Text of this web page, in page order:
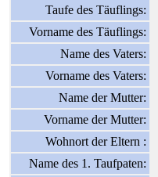
Taufe des Täuflings:
Vorname des Täuflings:
Name des Vaters:
Vorname des Vaters:
Name der Mutter:
Vorname der Mutter:
Wohnort der Eltern :
Name des 1. Taufpaten: